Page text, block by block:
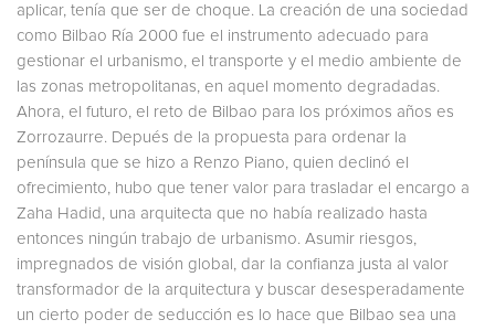
aplicar, tenía que ser de choque. La creación de una sociedad
como Bilbao Ría 2000 fue el instrumento adecuado para
gestionar el urbanismo, el transporte y el medio ambiente de
las zonas metropolitanas, en aquel momento degradadas.
Ahora, el futuro, el reto de Bilbao para los próximos años es
Zorrozaurre. Depués de la propuesta para ordenar la
península que se hizo a Renzo Piano, quien declinó el
ofrecimiento, hubo que tener valor para trasladar el encargo a
Zaha Hadid, una arquitecta que no había realizado hasta
entonces ningún trabajo de urbanismo. Asumir riesgos,
impregnados de visión global, dar la confianza justa al valor
transformador de la arquitectura y buscar desesperadamente
un cierto poder de seducción es lo hace que Bilbao sea una